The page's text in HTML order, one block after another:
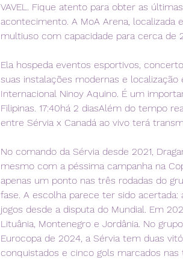
VAVEL. Fique atento para obter as
acontecimento. A MoA Arena, localizada
multiuso com capacidade para cerca de
Ela hospeda eventos esportivos,
suas instalações modernas e
Internacional Ninoy Aquino. É um
Filipinas. 17:40há 2 diasAlém do tempo
entre Sérvia x Canadá ao vivo terá
No comando da Sérvia desde 2021,
mesmo com a péssima campanha na
apenas um ponto nas três rodadas do
fase. A escolha parece ter sido
jogos desde a disputa do Mundial. Em
Lituânia, Montenegro e Jordânia. No
Eurocopa de 2024, a Sérvia tem duas
conquistados e cinco gols marcados